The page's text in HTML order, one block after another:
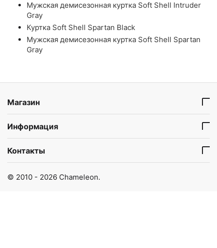
Мужская демисезонная куртка Soft Shell Intruder
Gray
Куртка Soft Shell Spartan Black
Мужская демисезонная куртка Soft Shell Spartan
Gray
Магазин
Информация
Контакты
© 2010 - 2026 Chameleon.